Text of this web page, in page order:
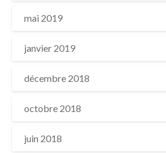
mai 2019
janvier 2019
décembre 2018
octobre 2018
juin 2018